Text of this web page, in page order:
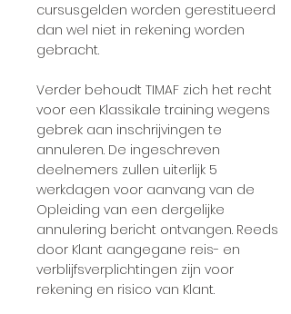
cursusgelden worden gerestitueerd
dan wel niet in rekening worden
gebracht.
Verder behoudt TIMAF zich het recht
voor een Klassikale training wegens
gebrek aan inschrijvingen te
annuleren. De ingeschreven
deelnemers zullen uiterlijk 5
werkdagen voor aanvang van de
Opleiding van een dergelijke
annulering bericht ontvangen. Reeds
door Klant aangegane reis- en
verblijfsverplichtingen zijn voor
rekening en risico van Klant.